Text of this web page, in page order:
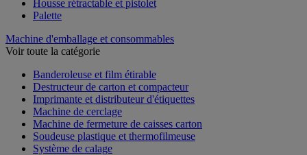
Housse rétractable et pistolet
Palette
Machine d'emballage et consommables
Voir toute la catégorie
Banderoleuse et film étirable
Destructeur de carton et compacteur
Imprimante et distributeur d'étiquettes
Machine de cerclage
Machine de fermeture de caisses carton
Soudeuse plastique et thermofilmeuse
Système de calage